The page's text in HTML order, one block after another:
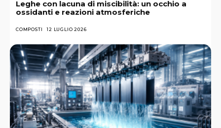
Leghe con lacuna di miscibilità: un occhio a
ossidanti e reazioni atmosferiche
COMPOSTI 12 LUGLIO 2026